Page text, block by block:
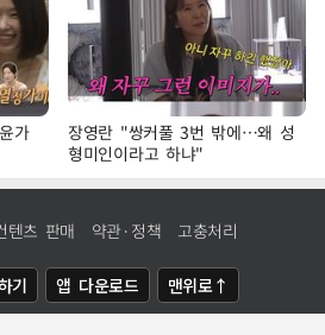
가
장영란 "쌍커풀 3번 밖에…왜 성
형미인이라고 하냐"
텐츠 판매 약관·정책 고충처리
기 앱 다운로드 맨위로↑